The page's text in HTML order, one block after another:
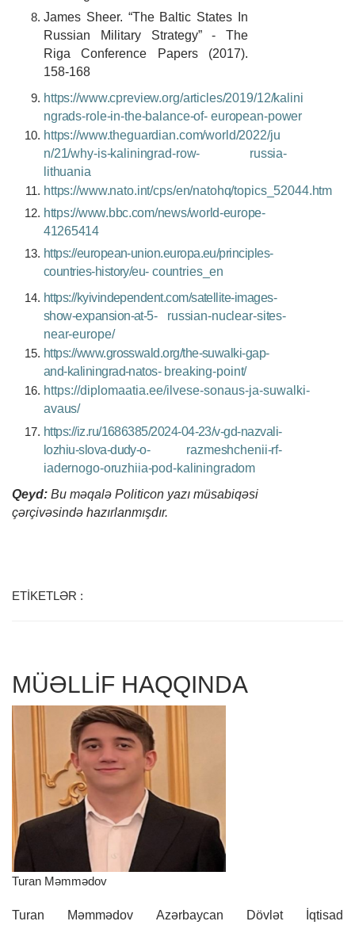
James Sheer. “The Baltic States In
Russian Military Strategy” - The
Riga Conference Papers (2017).
158-168
https://www.cpreview.org/articles/2019/12/kalini
ngrads-role-in-the-balance-of- european-power
https://www.theguardian.com/world/2022/ju
n/21/why-is-kaliningrad-row-
russia-
lithuania
https://www.nato.int/cps/en/natohq/topics_52044.htm
https://www.bbc.com/news/world-europe-
41265414
https://european-union.europa.eu/principles-
countries-history/eu- countries_en
https://kyivindependent.com/satellite-images-
show-expansion-at-5-
russian-nuclear-sites-
near-europe/
https://www.grosswald.org/the-suwalki-gap-
and-kaliningrad-natos- breaking-point/
https://diplomaatia.ee/ilvese-sonaus-ja-suwalki-
avaus/
https://iz.ru/1686385/2024-04-23/v-gd-nazvali-
lozhiu-slova-dudy-o-
razmeshchenii-rf-
iadernogo-oruzhiia-pod-kaliningradom
Qeyd: Bu məqalə Politicon yazı müsabiqəsi
çərçivəsində hazırlanmışdır.
ETİKETLƏR :
MÜƏLLİF HAQQINDA
Turan Məmmədov
Turan Məmmədov Azərbaycan Dövlət İqtisad